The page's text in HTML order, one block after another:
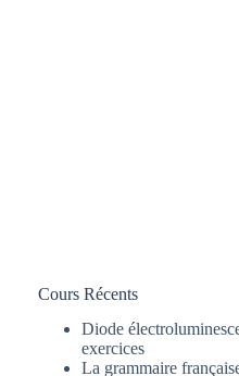
Cours Récents
Diode
exercices
La grammaire